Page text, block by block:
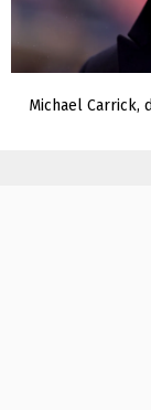
Michael Carrick,